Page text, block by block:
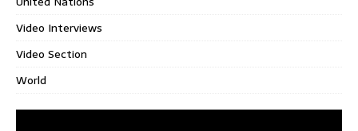
Video Interviews
Video Section
World